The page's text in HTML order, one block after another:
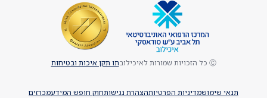
תנאי שימושמדיניות הפרטיותהצהרת נגישותחוק חופש המידעמכרזים
Ⓒ כל הזכויות שמורות לאיכילוב תו תקן איכות ובטיחות